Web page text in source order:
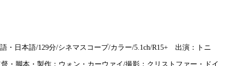
・日本語/129分/シネマスコープ/カラー/5.1ch/R15+ 出演：トニ
・脚本・製作：ウォン・カーウァイ/撮影：クリストファー・ドイ